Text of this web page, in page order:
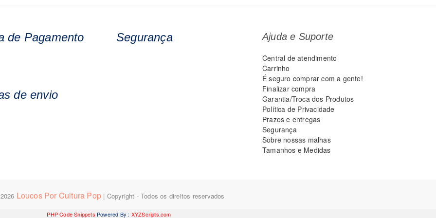
podem
do
escolhidas
de Pagamento
de envio
Segurança Ajuda e Suporte
Central de atendimento
Carrinho
É seguro comprar com a gente!
Finalizar compra
Garantia/Troca dos Produtos
Política de Privacidade
Prazos e entregas
Segurança
Sobre nossas malhas
Tamanhos e Medidas
Loucos Por Cultura Pop | Copyright - Todos os direitos reservados
PHP Code Snippets Powered By : XYZScripts.com